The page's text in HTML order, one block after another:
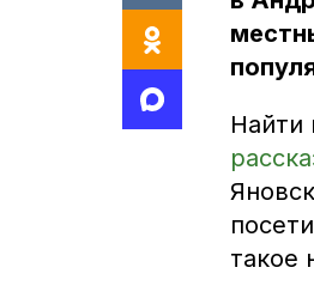
Найти
такое